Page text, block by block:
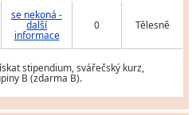
se nekoná -
další
informace
0 Tělesně
stipendium, svářečský kurz,
B (zdarma B).